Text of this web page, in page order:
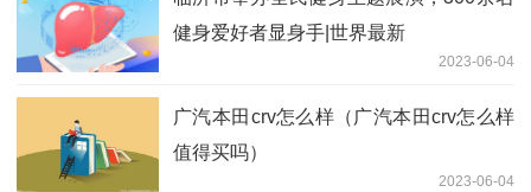
健身爱好者显身手|世界最新
2023-06-04
广汽本田crv怎么样（广汽本田crv怎么样
值得买吗）
2023-06-04